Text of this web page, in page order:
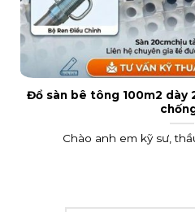
Đổ sàn bê tông 100m2 dày
Chào anh em kỹ sư,